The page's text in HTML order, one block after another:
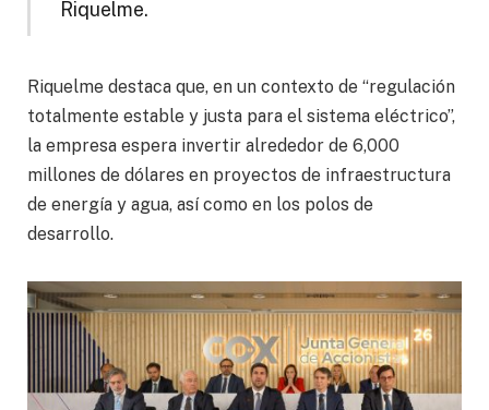
Riquelme.
Riquelme destaca que, en un contexto de “regulación
totalmente estable y justa para el sistema eléctrico”,
la empresa espera invertir alrededor de 6,000
millones de dólares en proyectos de infraestructura
de energía y agua, así como en los polos de
desarrollo.